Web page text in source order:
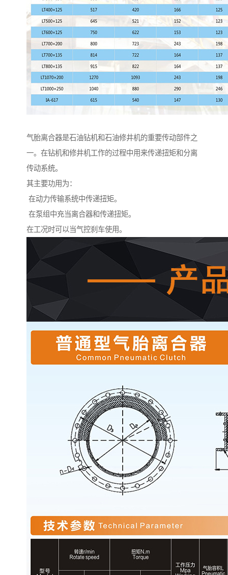
气胎离合器是石油钻机和石油修井机的重要传动部件之
一。在钻机和修井机工作的过程中用来传递扭矩和分离
传动系统。
其主要功用为：
在动力传输系统中传递扭矩。
在泵组中充当离合器和传递扭矩。
在工况时可以当气控刹车使用。